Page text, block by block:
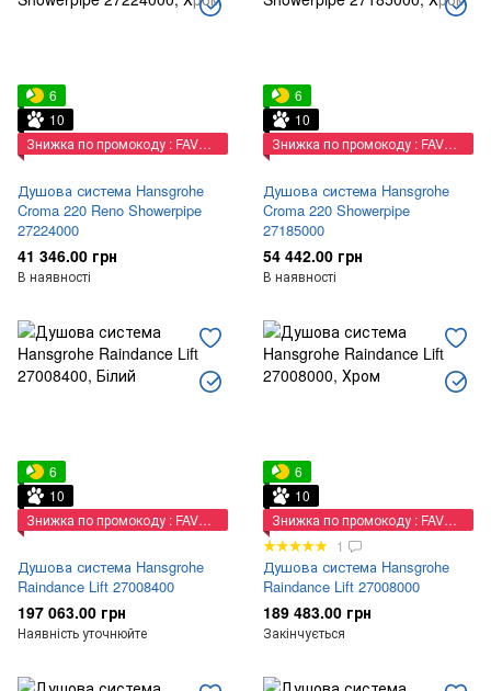
6
10
Знижка по промокоду : FAVORIT
Душова система Hansgrohe
Croma 220 Reno Showerpipe
27224000
41 346.00 грн
В наявності
6
10
Знижка по промокоду : FAVORIT
Душова система Hansgrohe
Croma 220 Showerpipe
27185000
54 442.00 грн
В наявності
6
10
Знижка по промокоду : FAVORIT
Душова система Hansgrohe
Raindance Lift 27008400
197 063.00 грн
Наявність уточнюйте
6
10
Знижка по промокоду : FAVORIT
1
Душова система Hansgrohe
Raindance Lift 27008000
189 483.00 грн
Закінчується